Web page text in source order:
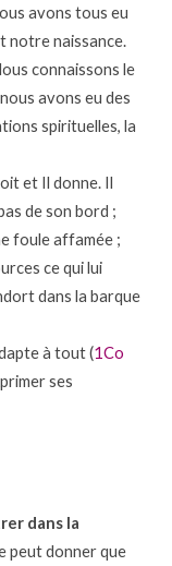
avons tous eu
notre naissance.
connaissons le
avons eu des
spirituelles, la
et Il donne. Il
de son bord ;
foule affamée ;
ce qui lui
dans la barque
à tout (1Co
ses
dans la
peut donner que